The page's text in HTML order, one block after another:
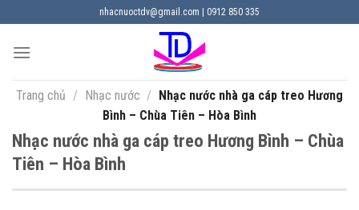
đến
nhacnuoctdv@gmail.com | 0912 850 335
Trang chủ / Nhạc nước / Nhạc nước nhà ga cáp treo Hương
Bình – Chùa Tiên – Hòa Bình
Nhạc nước nhà ga cáp treo Hương Bình – Chùa
Tiên – Hòa Bình